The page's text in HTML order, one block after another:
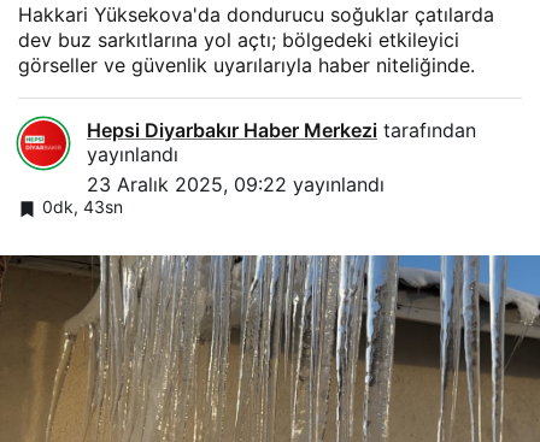
Hakkari Yüksekova'da dondurucu soğuklar çatılarda
dev buz sarkıtlarına yol açtı; bölgedeki etkileyici
görseller ve güvenlik uyarılarıyla haber niteliğinde.
Hepsi Diyarbakır Haber Merkezi tarafından
yayınlandı
23 Aralık 2025, 09:22 yayınlandı
0dk, 43sn